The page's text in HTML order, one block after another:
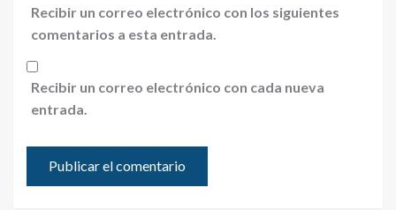
Recibir un correo electrónico con los siguientes
comentarios a esta entrada.
Recibir un correo electrónico con cada nueva
entrada.